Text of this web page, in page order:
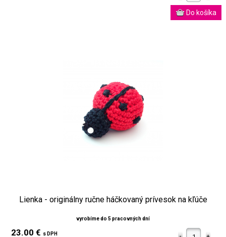
Lienka - originálny ručne háčkovaný prívesok na kľúče
vyrobíme do 5 pracovných dní
23.00 € s DPH